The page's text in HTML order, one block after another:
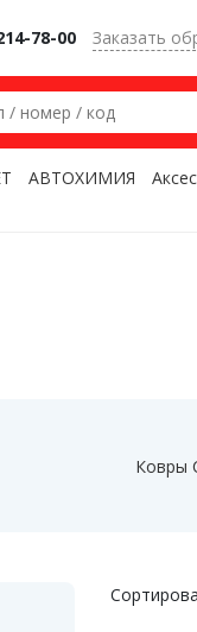
78-00 Заказать
АВТОХИМИЯ
Ковры